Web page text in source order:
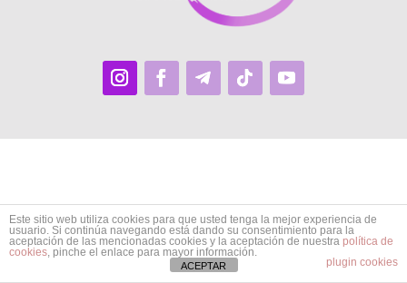
Este sitio web utiliza cookies para que usted tenga la mejor experiencia de
usuario. Si continúa navegando está dando su consentimiento para la
aceptación de las mencionadas cookies y la aceptación de nuestra política de
cookies, pinche el enlace para mayor información.
plugin cookies
ACEPTAR